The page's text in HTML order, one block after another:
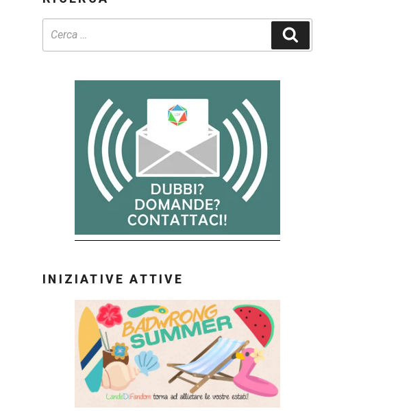
INIZIATIVE ATTIVE